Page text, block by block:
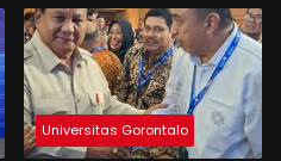
Universitas Gorontalo